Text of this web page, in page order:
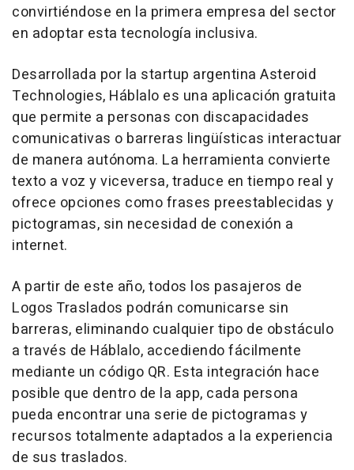
convirtiéndose en la primera empresa del sector
en adoptar esta tecnología inclusiva.
Desarrollada por la startup argentina Asteroid
Technologies, Háblalo es una aplicación gratuita
que permite a personas con discapacidades
comunicativas o barreras lingüísticas interactuar
de manera autónoma. La herramienta convierte
texto a voz y viceversa, traduce en tiempo real y
ofrece opciones como frases preestablecidas y
pictogramas, sin necesidad de conexión a
internet.
A partir de este año, todos los pasajeros de
Logos Traslados podrán comunicarse sin
barreras, eliminando cualquier tipo de obstáculo
a través de Háblalo, accediendo fácilmente
mediante un código QR. Esta integración hace
posible que dentro de la app, cada persona
pueda encontrar una serie de pictogramas y
recursos totalmente adaptados a la experiencia
de sus traslados.